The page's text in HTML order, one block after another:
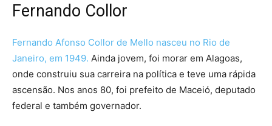
Fernando Collor
Fernando Afonso Collor de Mello nasceu no Rio de
Janeiro, em 1949. Ainda jovem, foi morar em Alagoas,
onde construiu sua carreira na política e teve uma rápida
ascensão. Nos anos 80, foi prefeito de Maceió, deputado
federal e também governador.